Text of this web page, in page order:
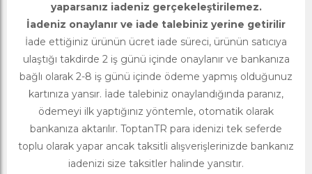
yaparsanız iadeniz gerçekeleştirilemez.
İadeniz onaylanır ve iade talebiniz yerine getirilir
İade ettiğiniz ürünün ücret iade süreci, ürünün satıcıya
ulaştığı takdirde 2 iş günü içinde onaylanır ve bankanıza
bağlı olarak 2-8 iş günü içinde ödeme yapmış olduğunuz
kartınıza yansır. İade talebiniz onaylandığında paranız,
ödemeyi ilk yaptığınız yöntemle, otomatik olarak
bankanıza aktarılır. ToptanTR para idenizi tek seferde
toplu olarak yapar ancak taksitli alışverişlerinizde bankanız
iadenizi size taksitler halinde yansıtır.